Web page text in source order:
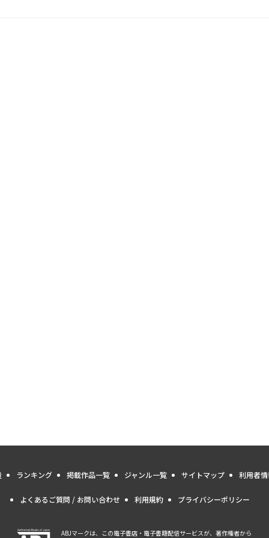
ランキング 掲載作品一覧 ジャンル一覧 サイトマップ 利用者
よくあるご質問 / お問い合わせ 利用規約 プライバシーポリシー
ABJマークは、この電子書店・電子書籍配信サービスが、著作権者から